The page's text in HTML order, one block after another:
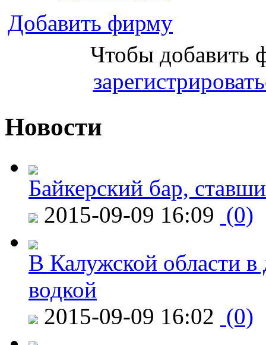
Добавить фирму
Чтобы добавить
Новости
Байкерский бар,
2015-09-09 16:09 (0)
В Калужской области в
водкой
2015-09-09 16:02 (0)